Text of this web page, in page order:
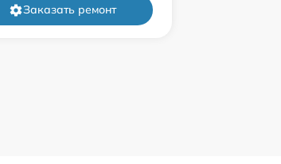
Заказать ремонт